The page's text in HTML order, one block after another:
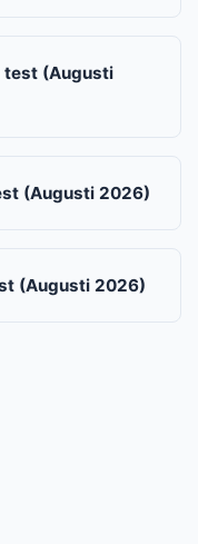
test (Augusti
(Augusti 2026)
(Augusti 2026)